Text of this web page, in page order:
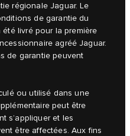
régionale Jaguar. Le
de garantie du
livré pour la première
agréé Jaguar.
de garantie peuvent
ou utilisé dans une
peut être
s’appliquer et les
être affectées. Aux fins